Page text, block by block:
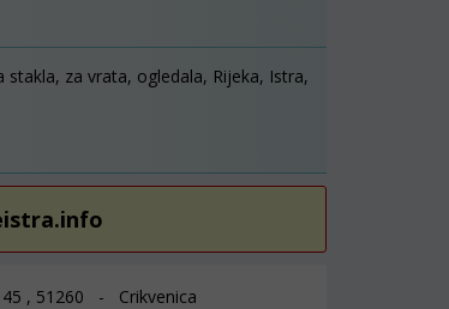
stakla, za vrata, ogledala, Rijeka, Istra,
45 , 51260 - Crikvenica